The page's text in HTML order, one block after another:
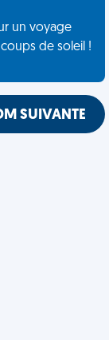
un voyage
de soleil !
SUIVANTE